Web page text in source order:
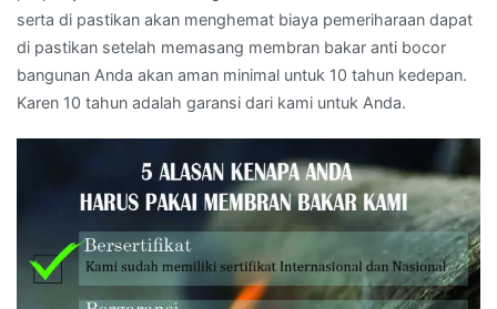
serta di pastikan akan menghemat biaya pemeriharaan dapat
di pastikan setelah memasang membran bakar anti bocor
bangunan Anda akan aman minimal untuk 10 tahun kedepan.
Karen 10 tahun adalah garansi dari kami untuk Anda.